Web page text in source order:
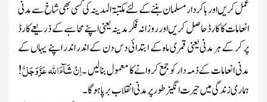
عمل کریں اور باکردار مسلمان بننے کے لئے مکتبۃ المدینہ کی کسی بھی شاخ سے مدنی
انعامات کا کارڈ حاصل کریں اورروزانہ فکرمدینہ یعنی اپنے محاسبے کے ذریعے کارڈ
پر کر کے ہر مدنی یعنی قمری ماہ کے ابتدائی دس دن کے اندر اندر اپنے یہاں کے
مدنی انعامات کے ذمہ دار کو جمع کروانے کا معمول بنا لیں ۔اِنْ شَآءَاللہعَزَّ وَجَلَّ!
ہماری زندگی میں حیرت انگیز طور پر مدنی انقلاب برپا ہوگا ۔